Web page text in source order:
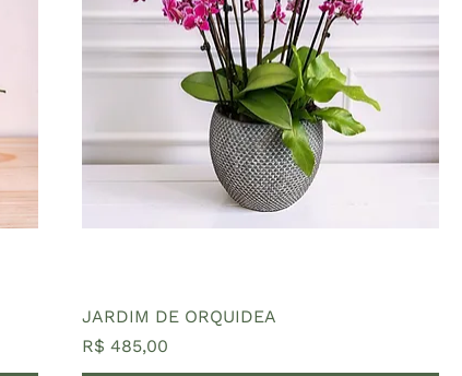
JARDIM DE ORQUIDEA
Preço
R$ 485,00